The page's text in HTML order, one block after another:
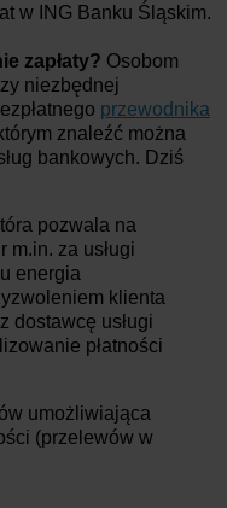
w ING Banku Śląskim.
zapłaty? Osobom
niezbędnej
przewodnika
znaleźć można
bankowych. Dziś
pozwala na
m.in. za usługi
energia
klienta
dostawcę usługi
płatności
umożliwiająca
(przelewów w